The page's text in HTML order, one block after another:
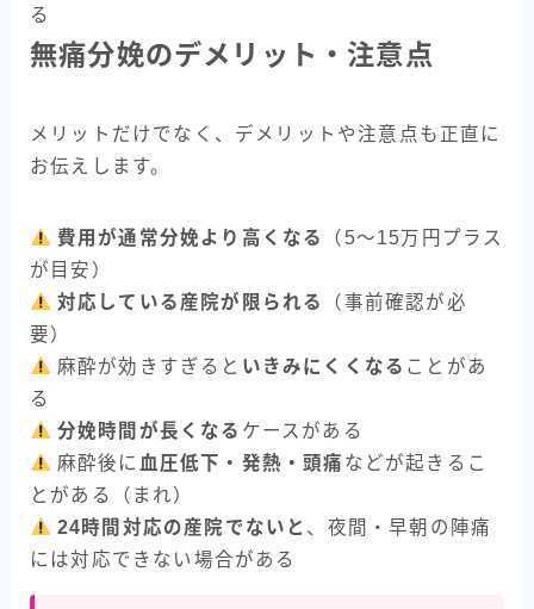
る
無痛分娩のデメリット・注意点
メリットだけでなく、デメリットや注意点も正直に
お伝えします。
費用が通常分娩より高くなる
（5〜15万円プラス
が目安）
対応している産院が限られる
（事前確認が必
要）
麻酔が効きすぎると いきみにくくなる ことがあ
る
分娩時間が長くなる ケースがある
麻酔後に 血圧低下・発熱・頭痛 などが起きるこ
とがある（まれ）
24時間対応の産院でないと 、夜間・早朝の陣痛
には対応できない場合がある